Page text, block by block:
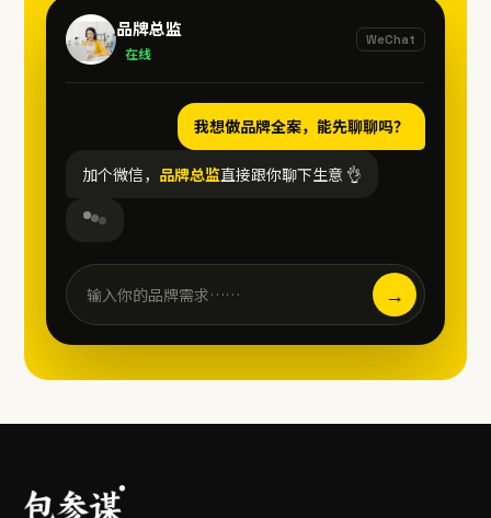
品牌总监
在线
WeChat
我想做品牌全案，能先聊聊吗？
加个微信， 品牌总监直接跟你聊下生意 👌
输入你的品牌需求…… →